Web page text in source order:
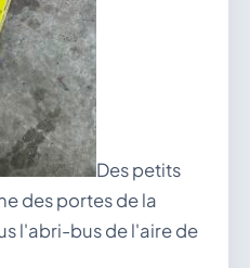
Des petits
des portes de la
l'abri-bus de l'aire de